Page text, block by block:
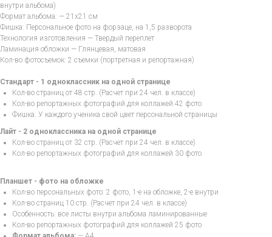
внутри альбома)
Формат альбома: — 21х21 см
Фишка: Персональное фото на форзаце, на 1,5 разворота
Технология изготовления — Твердый переплет
Ламинация обложки — Глянцевая, матовая
Кол-во фотосъемок: 2 съемки (портретная и репортажная)
Стандарт - 1 одноклассник на одной странице
Кол-во страниц от 48 стр. (Расчет при 24 чел. в классе)
Кол-во репортажных фотографий для коллажей 42 фото
Фишка: У каждого ученика свой цвет персональной страницы
Лайт - 2 одноклассника на одной странице
Кол-во страниц от 32 стр. (Расчет при 24 чел. в классе)
Кол-во репортажных фотографий для коллажей 30 фото
Планшет - фото на обложке
Кол-во персональных фото: 2 фото, 1-е на обложке, 2-е внутри
Кол-во страниц 10 стр. (Расчет при 24 чел. в классе)
Особенность: все листы внутри альбома ламинированные
Кол-во репортажных фотографий для коллажей 25 фото